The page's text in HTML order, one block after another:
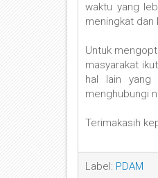
waktu yang
meningkat
Untuk
masyarakat
hal lain yang
menghubungi
Terimakasih
Label: PDAM